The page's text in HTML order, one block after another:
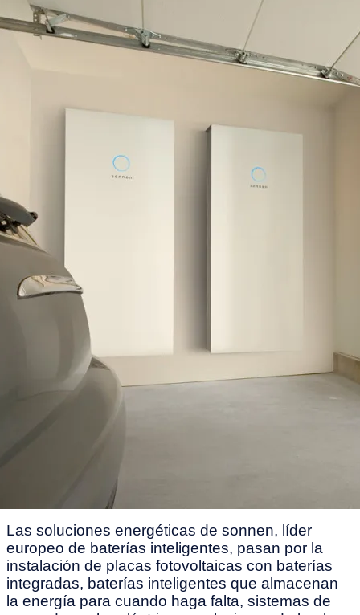
Las soluciones energéticas de sonnen, líder
europeo de baterías inteligentes, pasan por la
instalación de placas fotovoltaicas con baterías
integradas, baterías inteligentes que almacenan
la energía para cuando haga falta, sistemas de